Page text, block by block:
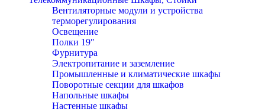
Вентиляторные модули и устройства
терморегулирования
Освещение
Полки 19″
Фурнитура
Электропитание и заземление
Промышленные и климатические шкафы
Поворотные секции для шкафов
Напольные шкафы
Настенные шкафы